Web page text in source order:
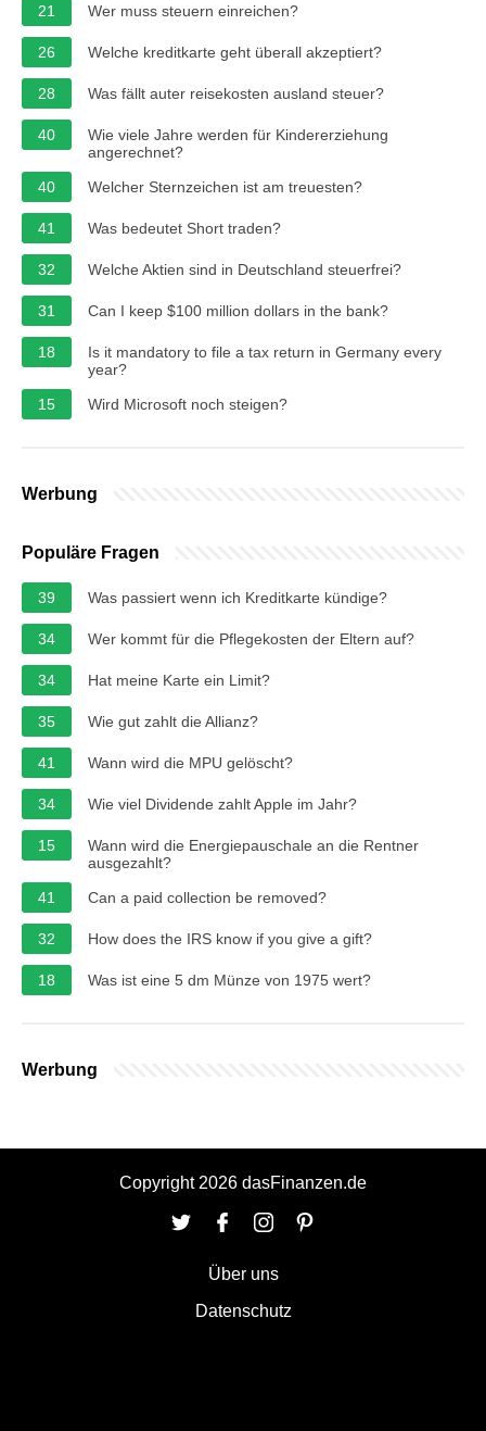
21 Wer muss steuern einreichen?
26 Welche kreditkarte geht überall akzeptiert?
28 Was fällt auter reisekosten ausland steuer?
40
Wie viele Jahre werden für Kindererziehung
angerechnet?
40
Welcher Sternzeichen ist am treuesten?
41 Was bedeutet Short traden?
32 Welche Aktien sind in Deutschland steuerfrei?
31 Can I keep $100 million dollars in the bank?
18
Is it mandatory to file a tax return in Germany every
year?
15
Wird Microsoft noch steigen?
Werbung
Populäre Fragen
39 Was passiert wenn ich Kreditkarte kündige?
34 Wer kommt für die Pflegekosten der Eltern auf?
34 Hat meine Karte ein Limit?
35 Wie gut zahlt die Allianz?
41 Wann wird die MPU gelöscht?
34 Wie viel Dividende zahlt Apple im Jahr?
15
Wann wird die Energiepauschale an die Rentner
ausgezahlt?
41
Can a paid collection be removed?
32 How does the IRS know if you give a gift?
18 Was ist eine 5 dm Münze von 1975 wert?
Werbung
Copyright 2026 dasFinanzen.de
Über uns
Datenschutz